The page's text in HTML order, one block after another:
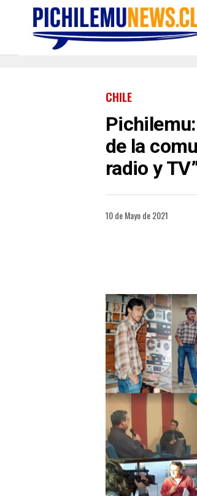
CHILE
de la
radio y
10 de Mayo de 2021